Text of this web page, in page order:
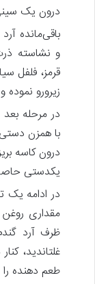
درون یک
باقی‌مانده
و نشاسته
قرمز، فلفل
زیرورو
در مرحله بعد
با همزن
درون کاسه
یکدستی
در ادامه یک
مقداری
ظرف آرد
غلتاندید،
طعم دهنده را